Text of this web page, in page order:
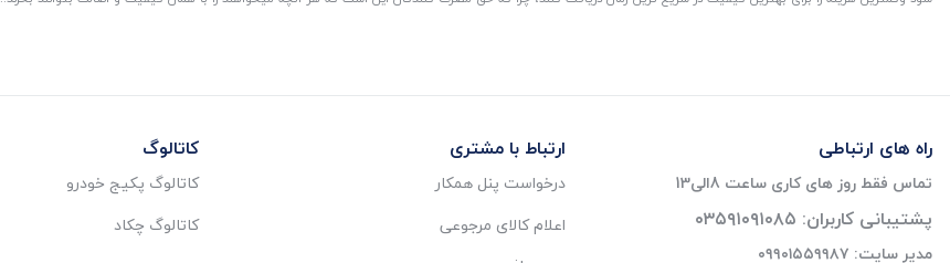
راه های ارتباطی
تماس فقط روز های کاری ساعت 8الی13
پشتیبانی کاربران: ۰۳۵۹۱۰۹۱۰۸۵
مدیر سایت: ۰۹۹۰۱۵۵۹۹۸۷
ارتباط با مشتری
درخواست پنل همکار
اعلام کالای مرجوعی
کاتالوگ
کاتالوگ پکیج خودرو
کاتالوگ چکاد